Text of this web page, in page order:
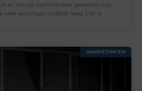
en terwijl veel mensen genieten van
veel woningen tijdelijk leeg. Dat is
AANBIEDINGEN